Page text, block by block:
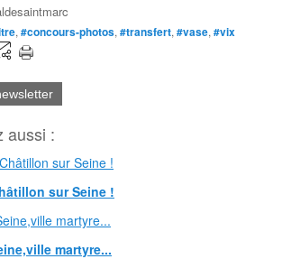
, #concours-photos, #transfert, #vase, #vix
aussi :
sur Seine !
martyre...